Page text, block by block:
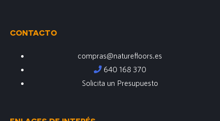
CONTACTO
compras@naturefloors.es
640 168 370
Solicita un Presupuesto